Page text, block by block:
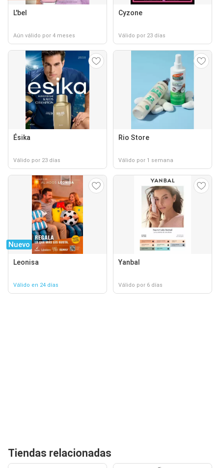
L'bel
Aún válido por 4 meses
Cyzone
Válido por 23 días
Ésika
Válido por 23 días
Rio Store
Válido por 1 semana
Nuevo
Leonisa
Válido en 24 días
Yanbal
Válido por 6 días
Tiendas relacionadas